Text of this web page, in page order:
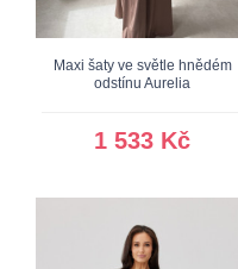
Maxi šaty ve světle hnědém
odstínu Aurelia
1 533 Kč